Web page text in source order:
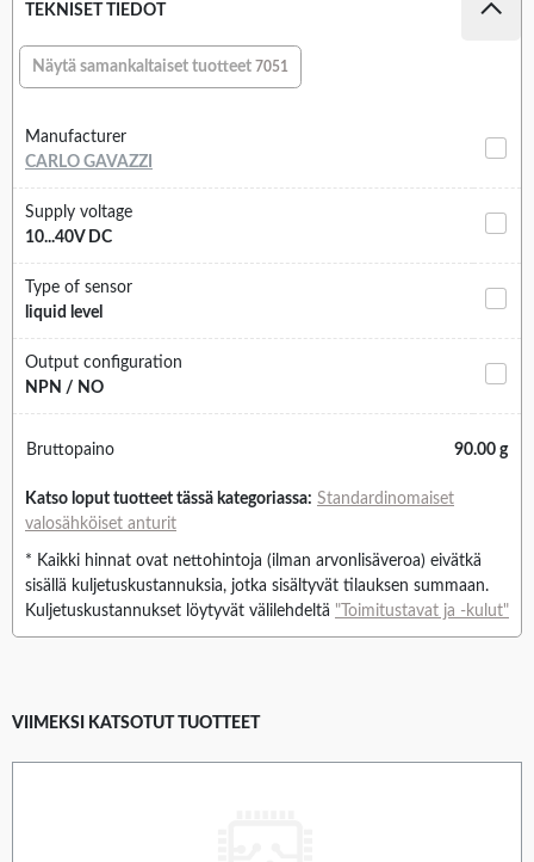
TEKNISET TIEDOT
Näytä samankaltaiset tuotteet 7051
Manufacturer
CARLO GAVAZZI
Supply voltage
10...40V DC
Type of sensor
liquid level
Output configuration
NPN / NO
Bruttopaino 90.00 g
Katso loput tuotteet tässä kategoriassa: Standardinomaiset
valosähköiset anturit
* Kaikki hinnat ovat nettohintoja (ilman arvonlisäveroa) eivätkä
sisällä kuljetuskustannuksia, jotka sisältyvät tilauksen summaan.
Kuljetuskustannukset löytyvät välilehdeltä "Toimitustavat ja -kulut"
VIIMEKSI KATSOTUT TUOTTEET